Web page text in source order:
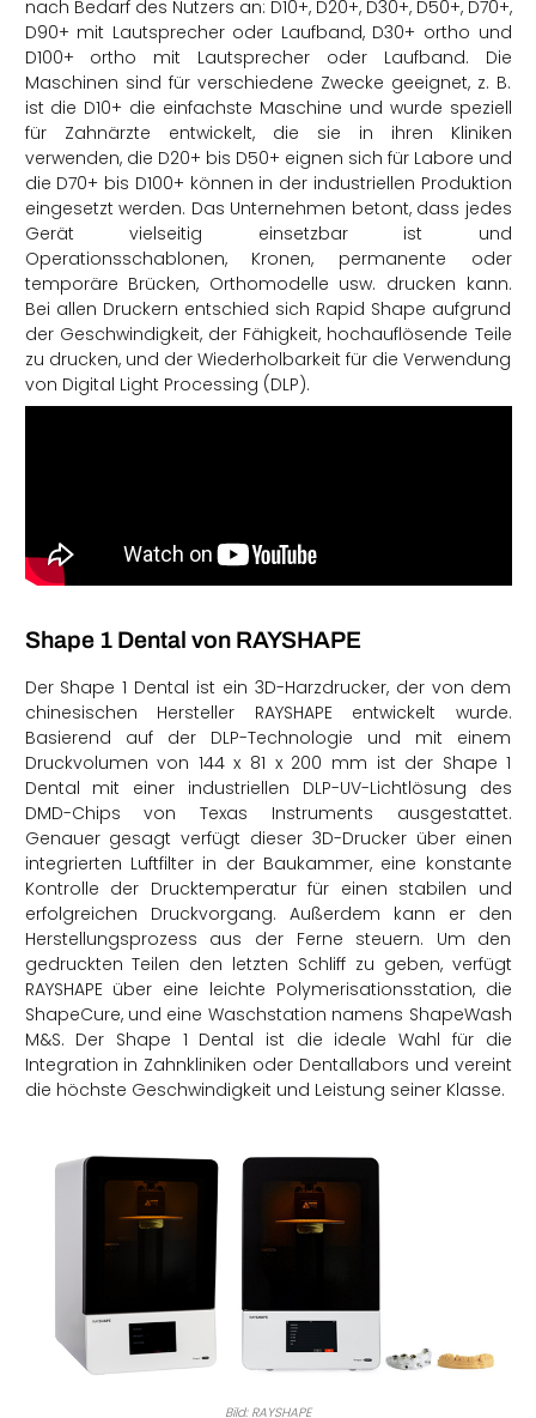
nach Bedarf des Nutzers an: D10+, D20+, D30+, D50+, D70+,
D90+ mit Lautsprecher oder Laufband, D30+ ortho und
D100+ ortho mit Lautsprecher oder Laufband. Die
Maschinen sind für verschiedene Zwecke geeignet, z. B.
ist die D10+ die einfachste Maschine und wurde speziell
für Zahnärzte entwickelt, die sie in ihren Kliniken
verwenden, die D20+ bis D50+ eignen sich für Labore und
die D70+ bis D100+ können in der industriellen Produktion
eingesetzt werden. Das Unternehmen betont, dass jedes
Gerät vielseitig einsetzbar ist und
Operationsschablonen, Kronen, permanente oder
temporäre Brücken, Orthomodelle usw. drucken kann.
Bei allen Druckern entschied sich Rapid Shape aufgrund
der Geschwindigkeit, der Fähigkeit, hochauflösende Teile
zu drucken, und der Wiederholbarkeit für die Verwendung
von Digital Light Processing (DLP).
Shape 1 Dental von RAYSHAPE
Der Shape 1 Dental ist ein 3D-Harzdrucker, der von dem
chinesischen Hersteller RAYSHAPE entwickelt wurde.
Basierend auf der DLP-Technologie und mit einem
Druckvolumen von 144 x 81 x 200 mm ist der Shape 1
Dental mit einer industriellen DLP-UV-Lichtlösung des
DMD-Chips von Texas Instruments ausgestattet.
Genauer gesagt verfügt dieser 3D-Drucker über einen
integrierten Luftfilter in der Baukammer, eine konstante
Kontrolle der Drucktemperatur für einen stabilen und
erfolgreichen Druckvorgang. Außerdem kann er den
Herstellungsprozess aus der Ferne steuern. Um den
gedruckten Teilen den letzten Schliff zu geben, verfügt
RAYSHAPE über eine leichte Polymerisationsstation, die
ShapeCure, und eine Waschstation namens ShapeWash
M&S. Der Shape 1 Dental ist die ideale Wahl für die
Integration in Zahnkliniken oder Dentallabors und vereint
die höchste Geschwindigkeit und Leistung seiner Klasse.
Bild: RAYSHAPE